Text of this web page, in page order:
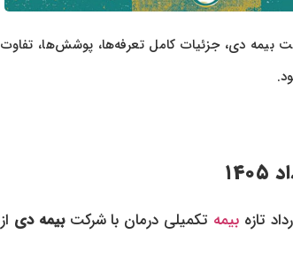
بیمه دی، جزئیات کامل تعرفه‌ها، پوشش‌ها، تفاوت
تازه بیمه تکمیلی درمان با شرکتبیمه دی از